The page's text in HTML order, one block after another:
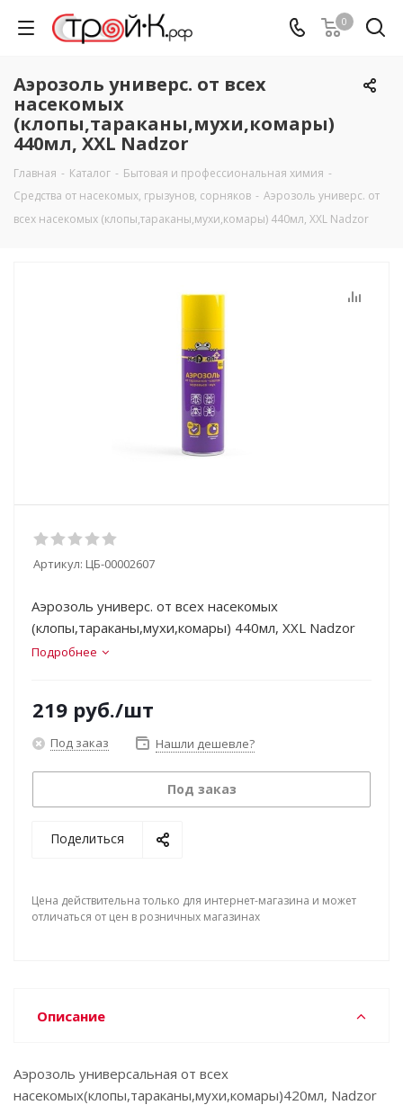
0
Аэрозоль универс. от всех
насекомых
(клопы,тараканы,мухи,комары)
440мл, XXL Nadzor
Главная - Каталог - Бытовая и профессиональная химия -
Средства от насекомых, грызунов, сорняков - Аэрозоль универс. от
всех насекомых (клопы,тараканы,мухи,комары) 440мл, XXL Nadzor
Артикул: ЦБ-00002607
Аэрозоль универс. от всех насекомых
(клопы,тараканы,мухи,комары) 440мл, XXL Nadzor
Подробнее
219 руб./шт
Под заказ Нашли дешевле?
Под заказ
Поделиться
Цена действительна только для интернет-магазина и может
отличаться от цен в розничных магазинах
Описание
Аэрозоль универсальная от всех
насекомых(клопы,тараканы,мухи,комары)420мл, Nadzor